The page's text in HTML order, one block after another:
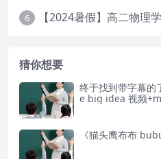
6 【2024暑假】高二物理
猜你想要
终于找到带字幕的
e big idea 视频
《猫头鹰布布